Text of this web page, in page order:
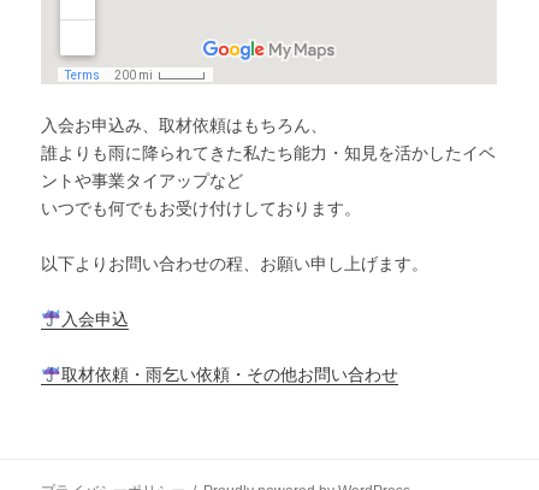
入会お申込み、取材依頼はもちろん、
誰よりも雨に降られてきた私たち能力・知見を活かしたイベ
ントや事業タイアップなど
いつでも何でもお受け付けしております。
以下よりお問い合わせの程、お願い申し上げます。
入会申込
取材依頼・雨乞い依頼・その他お問い合わせ